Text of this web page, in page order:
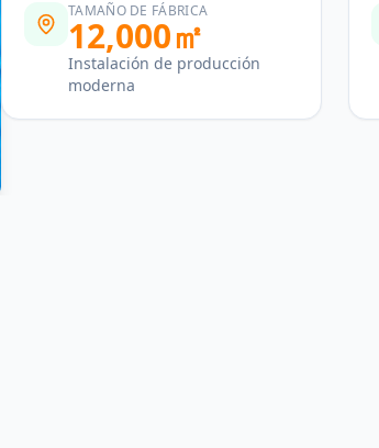
TAMAÑO DE FÁBRICA
12,000㎡
Instalación de producción
moderna